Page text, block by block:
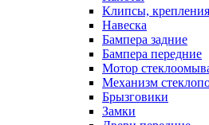
Клипсы,
Навеска
Бампера задние
Бампера передние
Мотор
Механизм
Брызговики
Замки